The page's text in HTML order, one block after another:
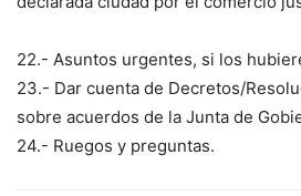
22.- Asuntos urgentes, si los
23.- Dar cuenta de Decretos/
sobre acuerdos de la Junta de
24.- Ruegos y preguntas.